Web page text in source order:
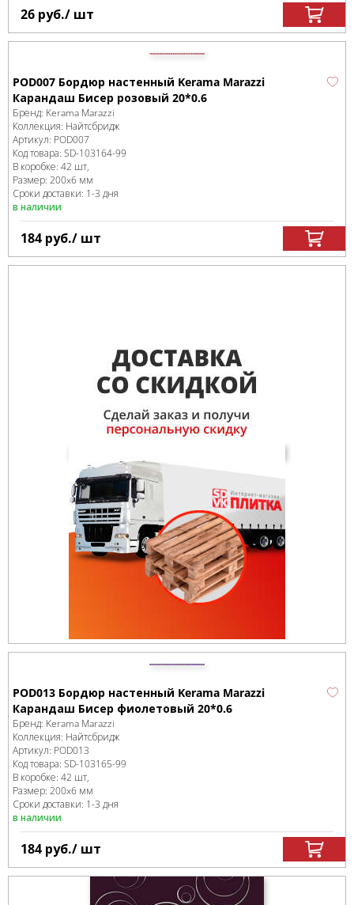
26 руб./ шт
POD007 Бордюр настенный Kerama Marazzi
Карандаш Бисер розовый 20*0.6
Бренд: Kerama Marazzi
Коллекция: Найтсбридж
Артикул: POD007
Код товара: SD-103164-99
В коробке: 42 шт,
Размер: 200x6 мм
Сроки доставки: 1-3 дня
в наличии
184 руб./ шт
POD013 Бордюр настенный Kerama Marazzi
Карандаш Бисер фиолетовый 20*0.6
Бренд: Kerama Marazzi
Коллекция: Найтсбридж
Артикул: POD013
Код товара: SD-103165-99
В коробке: 42 шт,
Размер: 200x6 мм
Сроки доставки: 1-3 дня
в наличии
184 руб./ шт